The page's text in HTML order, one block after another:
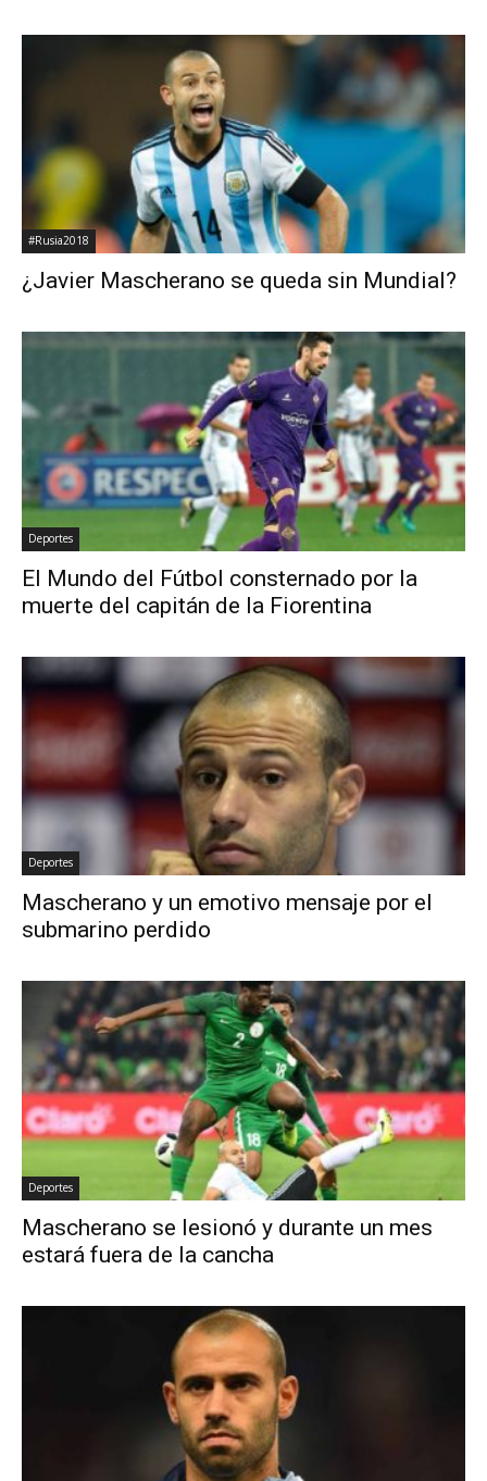
#Rusia2018
¿Javier Mascherano se queda sin Mundial?
Deportes
El Mundo del Fútbol consternado por la
muerte del capitán de la Fiorentina
Deportes
Mascherano y un emotivo mensaje por el
submarino perdido
Deportes
Mascherano se lesionó y durante un mes
estará fuera de la cancha